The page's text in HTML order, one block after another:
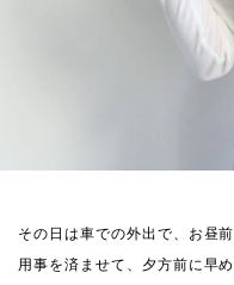
その日は車での外出で、お昼
用事を済ませて、夕方前に早